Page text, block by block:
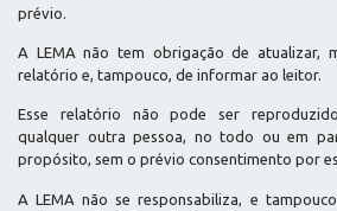
prévio.
A LEMA não tem obrigação de atualizar,
relatório e, tampouco, de informar ao leitor.
Esse relatório não pode ser
qualquer outra pessoa, no todo ou em
propósito, sem o prévio consentimento por
A LEMA não se responsabiliza, e